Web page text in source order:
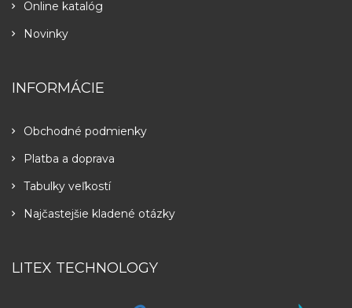
Online katalóg
Novinky
INFORMÁCIE
Obchodné podmienky
Platba a doprava
Tabulky veľkostí
Najčastejšie kladené otázky
LITEX TECHNOLOGY